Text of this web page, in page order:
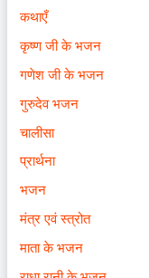
कथाएँ
कृष्ण जी के भजन
गणेश जी के भजन
गुरुदेव भजन
चालीसा
प्रार्थना
भजन
मंत्र एवं स्त्रोत
माता के भजन